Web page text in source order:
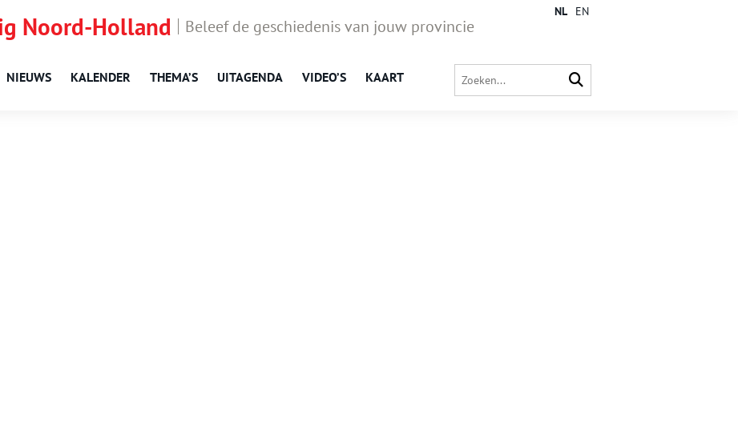
Noord-Holland Beleef de geschiedenis van jouw provincie
NIEUWS KALENDER THEMA’S UITAGENDA VIDEO’S KAART
NL EN